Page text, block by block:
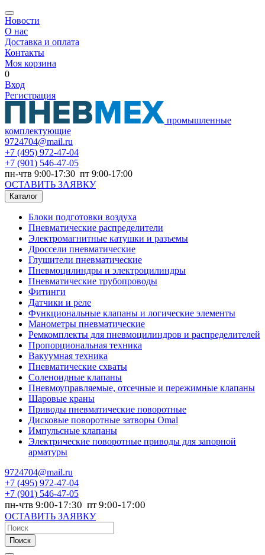
Новости
О нас
Доставка и оплата
Контакты
Моя корзина
0
Вход
Регистрация
промышленные
комплектующие
9724704@mail.ru
+7 (495) 972-47-04
+7 (901) 546-47-05
пн-чтв 9:00-17:30 пт 9:00-17:00
ОСТАВИТЬ ЗАЯВКУ
Каталог
Блоки подготовки воздуха
Пневматические распределители
Электромагнитные катушки и разъемы
Дроссели пневматические
Глушители пневматические
Пневмоцилиндры и электроцилиндры
Пневматические трубопроводы
Фитинги
Датчики и реле
Функциональные клапаны и логические элементы
Манометры пневматические
Ремкомплекты для пневмоцилиндров и распределителей
Пропорциональная техника
Вакуумная техника
Пневматические схваты
Соленоидные клапаны
Пневмоуправляемые, отсечные и пережимные клапаны
Шаровые краны
Приводы пневматические поворотные
Дисковые поворотные затворы Omal
Импульсные клапаны
Электрические поворотные приводы для запорной
арматуры
9724704@mail.ru
+7 (495) 972-47-04
+7 (901) 546-47-05
пн-чтв 9:00-17:30 пт 9:00-17:00
ОСТАВИТЬ ЗАЯВКУ
Поиск